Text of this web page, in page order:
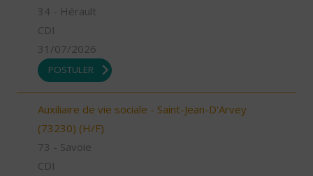
34 - Hérault
CDI
31/07/2026
POSTULER
Auxiliaire de vie sociale - Saint-Jean-D'Arvey
(73230) (H/F)
73 - Savoie
CDI